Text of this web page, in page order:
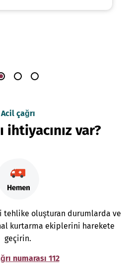
Acil çağrı
ihtiyacınız var?
tehlike oluşturan durumlarda ve
kurtarma ekiplerini harekete
geçirin.
numarası 112